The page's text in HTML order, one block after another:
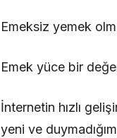
Emeksiz yemek
Emek yüce bir
İnternetin hızlı
yeni ve